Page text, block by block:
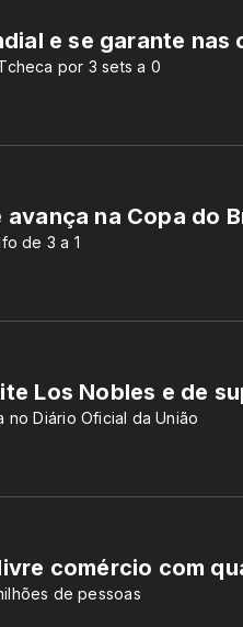
e se garante nas
por 3 sets a 0
na Copa do
de 3 a 1
Los Nobles e de
Diário Oficial da União
comércio com
de pessoas